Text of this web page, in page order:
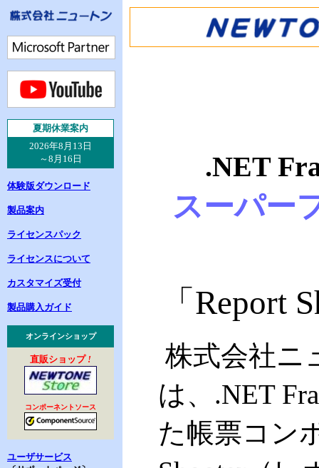
夏期休業案内
2026年8月13日
～8月16日
体験版ダウンロード
製品案内
ライセンスパック
ライセンスについて
カスタマイズ受付
製品購入ガイド
オンラインショップ
直販ショップ!
コンポーネントソース
ユーザサービス
.NET
スーパー
「 Report
株式会社ニ
は、 .NET
た帳票コン